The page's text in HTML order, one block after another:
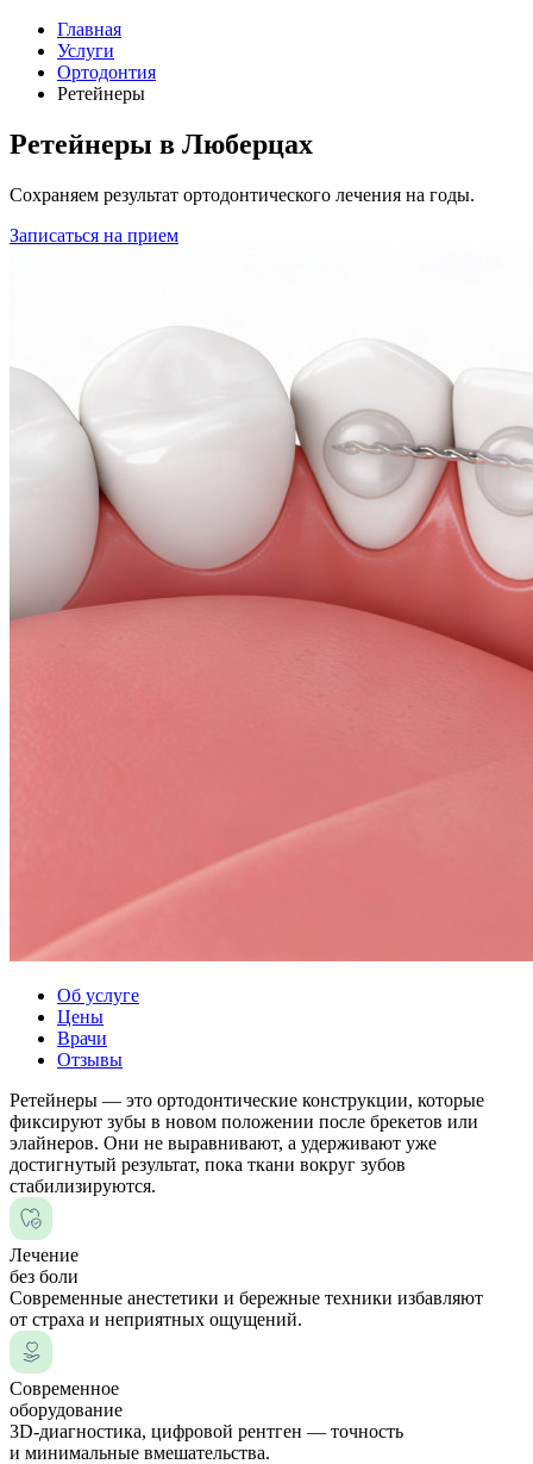
Главная
Услуги
Ортодонтия
Ретейнеры
Ретейнеры в Люберцах
Сохраняем результат ортодонтического лечения на годы.
Записаться на прием
Об услуге
Цены
Врачи
Отзывы
Ретейнеры — это ортодонтические конструкции, которые
фиксируют зубы в новом положении после брекетов или
элайнеров. Они не выравнивают, а удерживают уже
достигнутый результат, пока ткани вокруг зубов
стабилизируются.
Лечение
без боли
Современные анестетики и бережные техники избавляют
от страха и неприятных ощущений.
Современное
оборудование
3D-диагностика, цифровой рентген — точность
и минимальные вмешательства.